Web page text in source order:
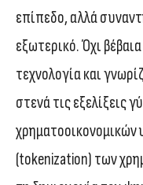
επίπεδο, αλλά
εξωτερικό. Όχι
τεχνολογία και
στενά τις
(tokenization) των